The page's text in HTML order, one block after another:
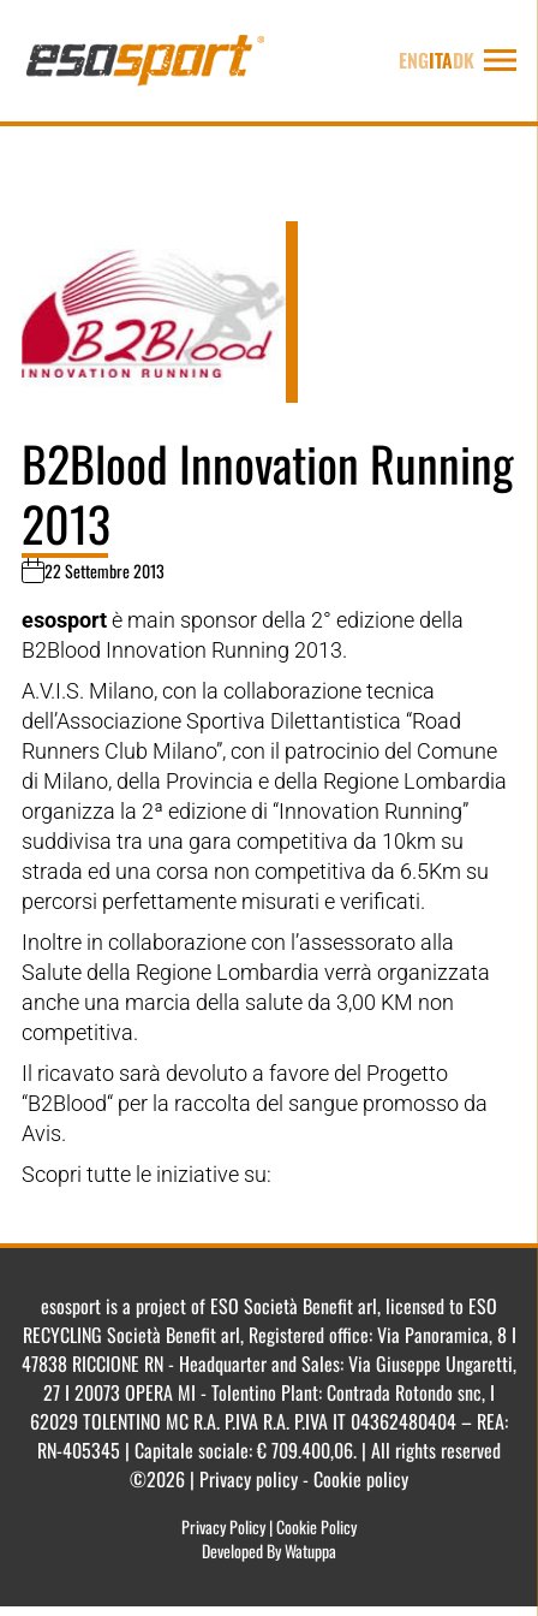
ENGITADK
B2Blood Innovation Running
2013
22 Settembre 2013
esosportè main sponsor della 2° edizione della
B2Blood Innovation Running 2013.
A.V.I.S. Milano, con la collaborazione tecnica
dell’Associazione Sportiva Dilettantistica “Road
Runners Club Milano”, con il patrocinio del Comune
di Milano, della Provincia e della Regione Lombardia
organizza la 2ª edizione di “Innovation Running”
suddivisa tra una gara competitiva da 10km su
strada ed una corsa non competitiva da 6.5Km su
percorsi perfettamente misurati e verificati.
Inoltre in collaborazione con l’assessorato alla
Salute della Regione Lombardia verrà organizzata
anche una marcia della salute da 3,00 KM non
competitiva.
Il ricavato sarà devoluto a favore del Progetto
“B2Blood“ per la raccolta del sangue promosso da
Avis.
Scopri tutte le iniziative su:
esosport is a project of ESO Società Benefit arl, licensed to ESO
RECYCLING Società Benefit arl, Registered office: Via Panoramica, 8 I
47838 RICCIONE RN - Headquarter and Sales: Via Giuseppe Ungaretti,
27 I 20073 OPERA MI - Tolentino Plant: Contrada Rotondo snc, I
62029 TOLENTINO MC R.A. P.IVA R.A. P.IVA IT 04362480404 – REA:
RN-405345 | Capitale sociale: € 709.400,06. | All rights reserved
©2026 | Privacy policy - Cookie policy
Privacy Policy|Cookie Policy
Developed By Watuppa